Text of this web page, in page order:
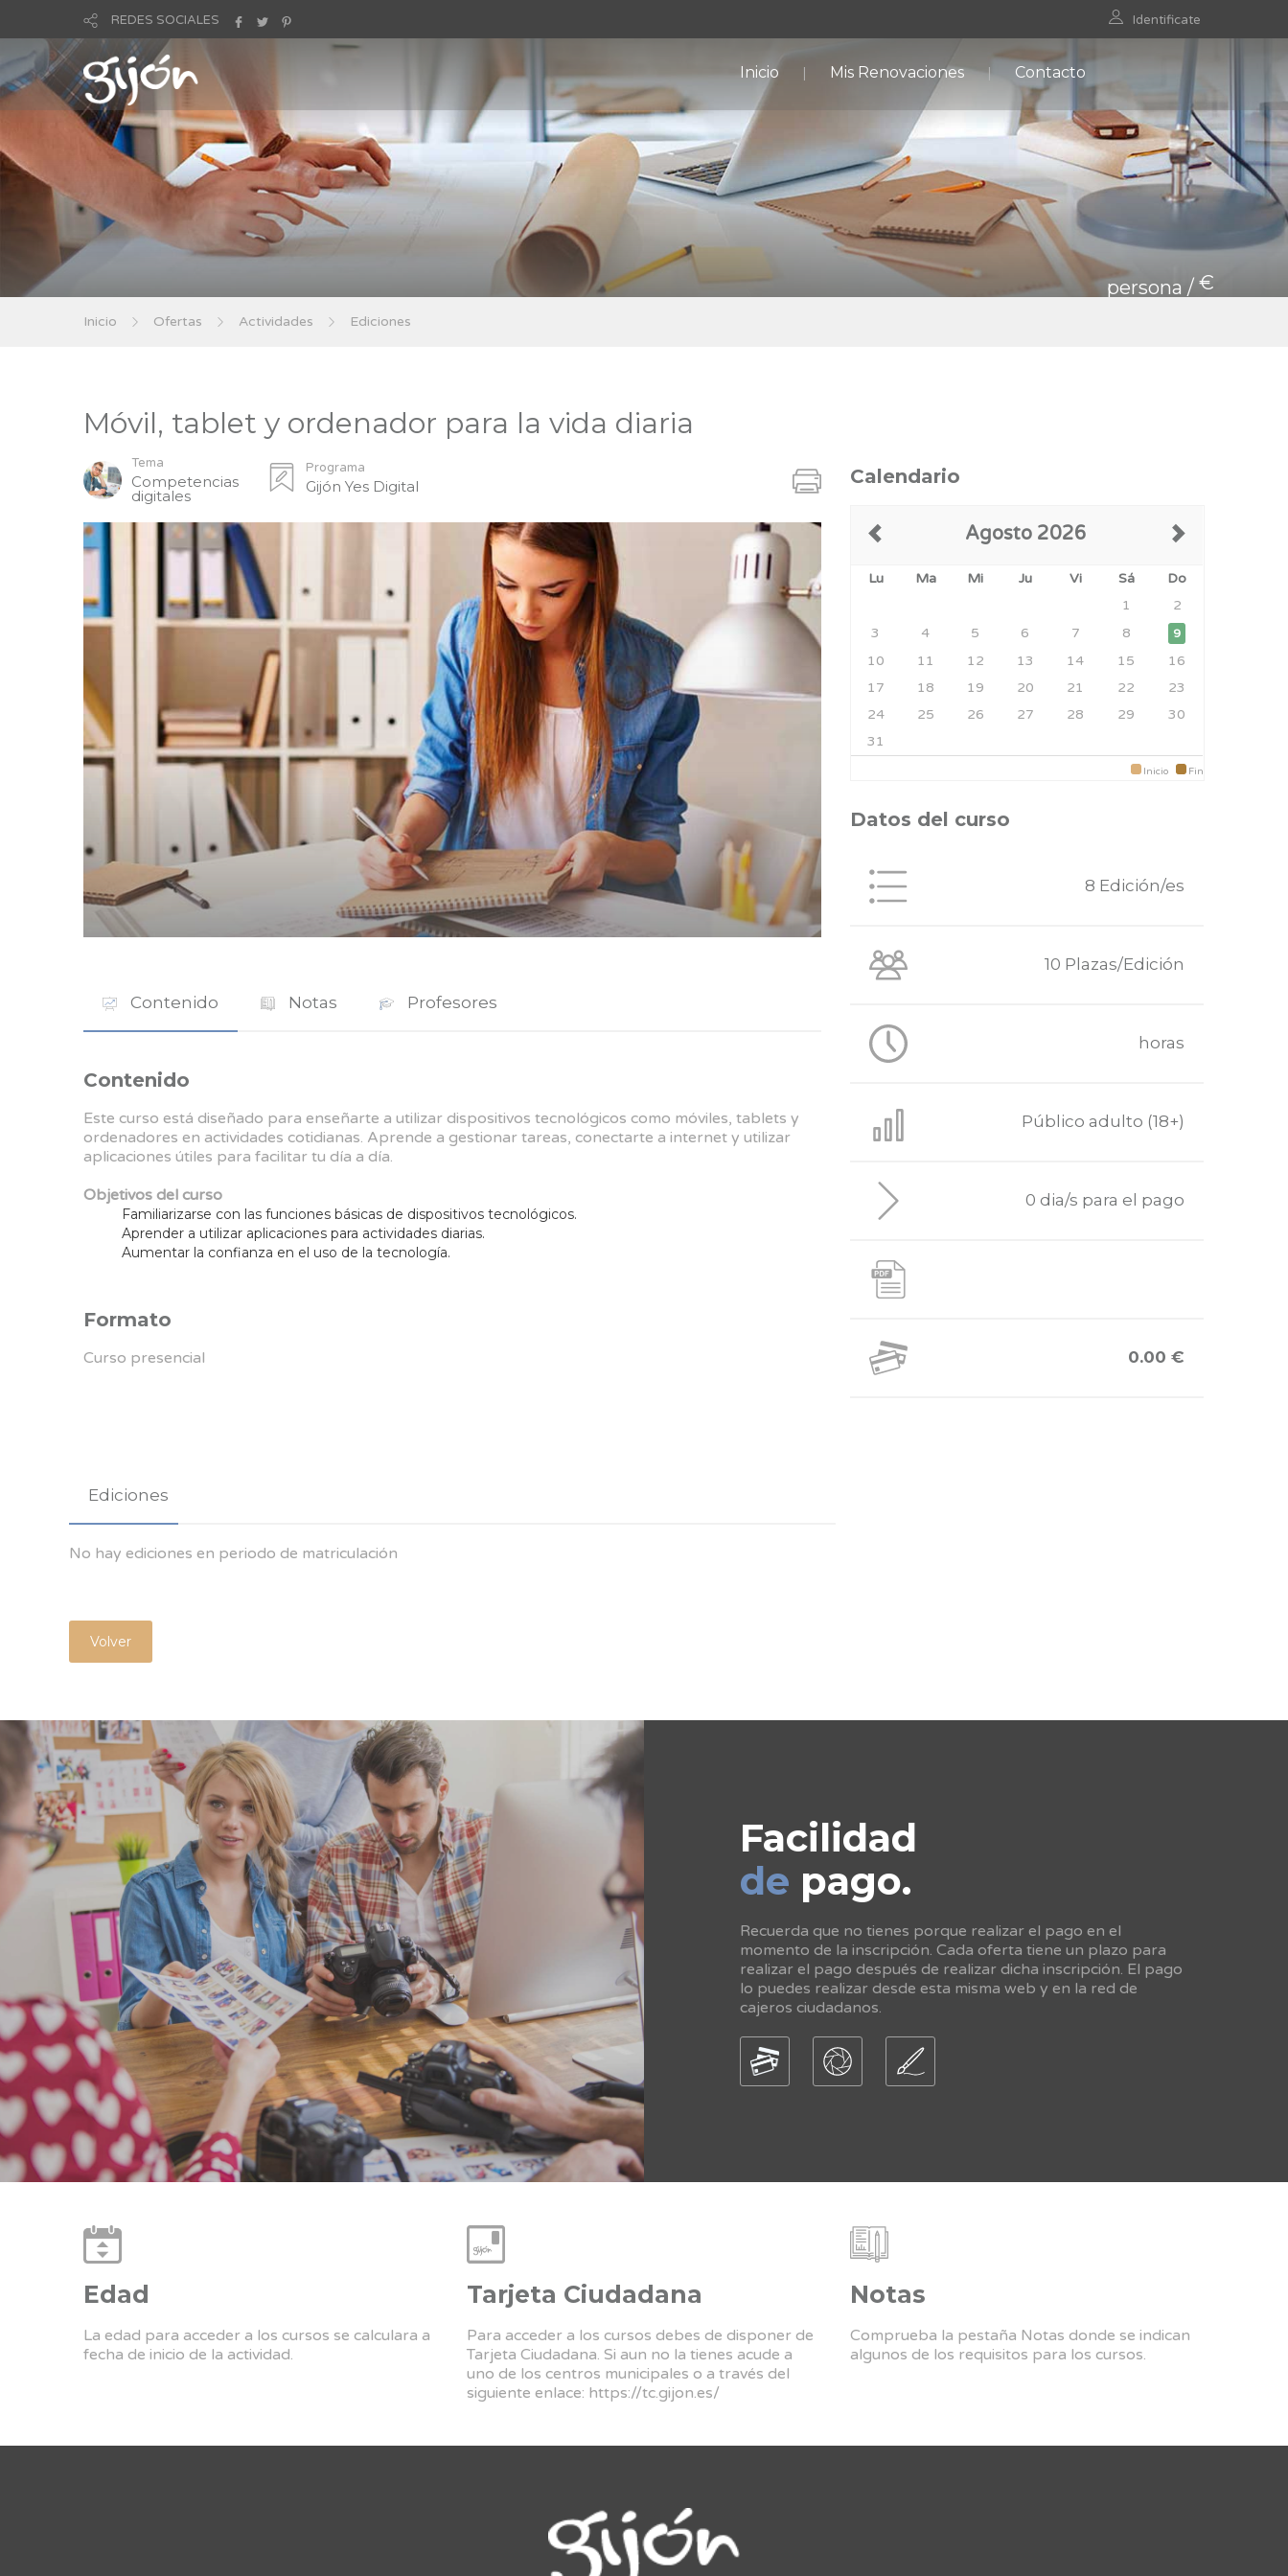
REDES SOCIALES Identificate
Inicio Mis Renovaciones Contacto
persona / €
Inicio Ofertas Actividades Ediciones
Móvil, tablet y ordenador para la vida diaria
Tema
Competencias
digitales
Programa
Gijón Yes Digital
Contenido Notas Profesores
Contenido
Este curso está diseñado para enseñarte a utilizar dispositivos tecnológicos como móviles, tablets y
ordenadores en actividades cotidianas. Aprende a gestionar tareas, conectarte a internet y utilizar
aplicaciones útiles para facilitar tu día a día.
Objetivos del curso
Familiarizarse con las funciones básicas de dispositivos tecnológicos.
Aprender a utilizar aplicaciones para actividades diarias.
Aumentar la confianza en el uso de la tecnología.
Formato
Curso presencial
Ediciones
No hay ediciones en periodo de matriculación
Calendario
Agosto 2026
Lu Ma Mi Ju Vi Sá
Do
1
2
3
4 5 6 7 8 9
10 11 12 13 14 15
16
17
18 19 20 21 22
23
24
25 26 27 28 29
30
31
Inicio Fin
Datos del curso
8 Edición/es
10 Plazas/Edición
horas
Público adulto (18+)
0 dia/s para el pago
0.00 €
Volver
Facilidad
de pago.
Recuerda que no tienes porque realizar el pago en el
momento de la inscripción. Cada oferta tiene un plazo para
realizar el pago después de realizar dicha inscripción. El pago
lo puedes realizar desde esta misma web y en la red de
cajeros ciudadanos.
Edad
La edad para acceder a los cursos se calculara a
fecha de inicio de la actividad.
Tarjeta Ciudadana
Para acceder a los cursos debes de disponer de
Tarjeta Ciudadana. Si aun no la tienes acude a
uno de los centros municipales o a través del
siguiente enlace: https://tc.gijon.es/
Notas
Comprueba la pestaña Notas donde se indican
algunos de los requisitos para los cursos.